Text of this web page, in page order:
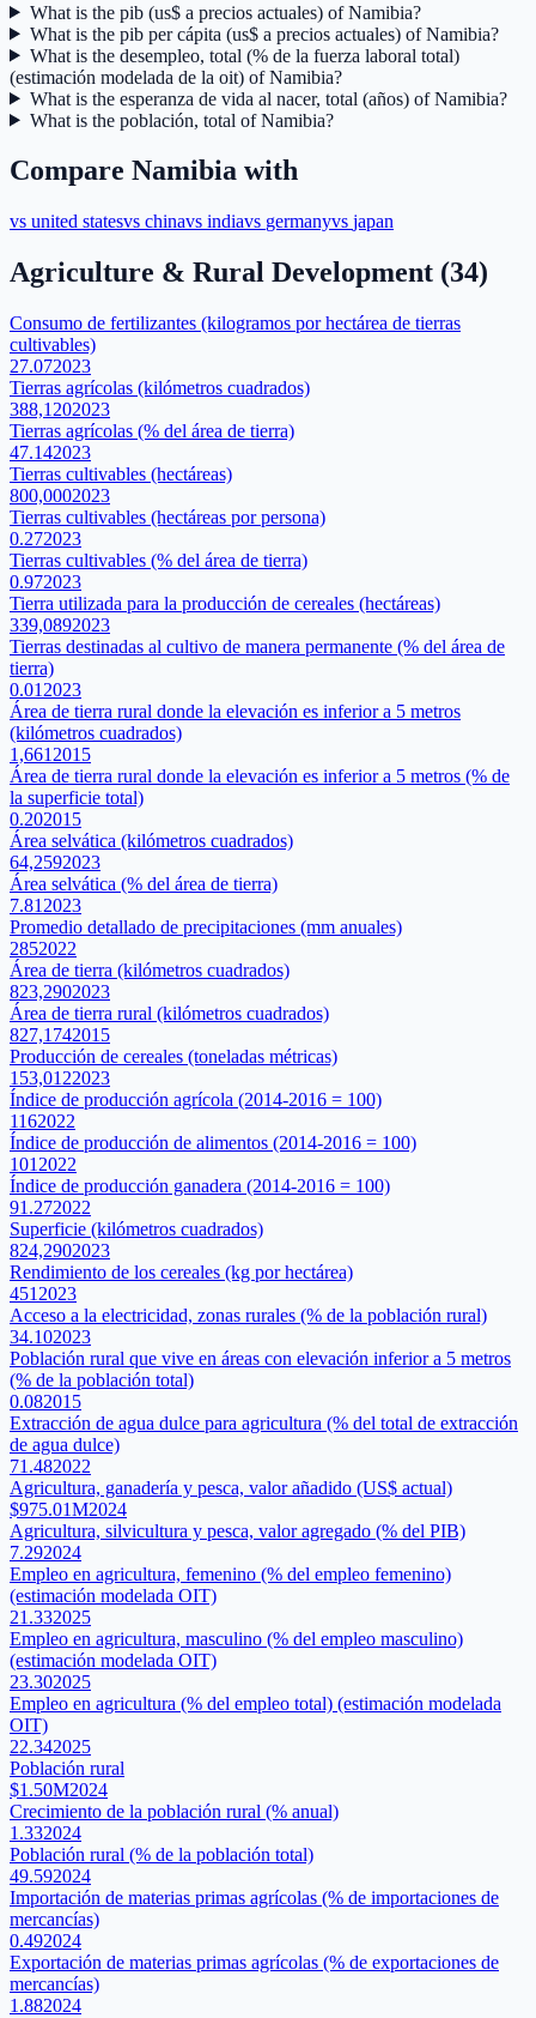
What is the pib (us$ a precios actuales) of Namibia?
What is the pib per cápita (us$ a precios actuales) of Namibia?
What is the desempleo, total (% de la fuerza laboral total)
(estimación modelada de la oit) of Namibia?
What is the esperanza de vida al nacer, total (años) of Namibia?
What is the población, total of Namibia?
Compare Namibia with
vs united statesvs chinavs indiavs germanyvs japan
Agriculture & Rural Development (34)
Consumo de fertilizantes (kilogramos por hectárea de tierras
cultivables)
27.072023
Tierras agrícolas (kilómetros cuadrados)
388,1202023
Tierras agrícolas (% del área de tierra)
47.142023
Tierras cultivables (hectáreas)
800,0002023
Tierras cultivables (hectáreas por persona)
0.272023
Tierras cultivables (% del área de tierra)
0.972023
Tierra utilizada para la producción de cereales (hectáreas)
339,0892023
Tierras destinadas al cultivo de manera permanente (% del área de
tierra)
0.01 2023
Área de tierra rural donde la elevación es inferior a 5 metros
(kilómetros cuadrados)
1,661 2015
Área de tierra rural donde la elevación es inferior a 5 metros (% de
la superficie total)
0.202015
Área selvática (kilómetros cuadrados)
64,2592023
Área selvática (% del área de tierra)
7.81 2023
Promedio detallado de precipitaciones (mm anuales)
2852022
Área de tierra (kilómetros cuadrados)
823,2902023
Área de tierra rural (kilómetros cuadrados)
827,1742015
Producción de cereales (toneladas métricas)
153,0122023
Índice de producción agrícola (2014-2016 = 100)
1162022
Índice de producción de alimentos (2014-2016 = 100)
101 2022
Índice de producción ganadera (2014-2016 = 100)
91.272022
Superficie (kilómetros cuadrados)
824,2902023
Rendimiento de los cereales (kg por hectárea)
451 2023
Acceso a la electricidad, zonas rurales (% de la población rural)
34.102023
Población rural que vive en áreas con elevación inferior a 5 metros
(% de la población total)
0.082015
Extracción de agua dulce para agricultura (% del total de extracción
de agua dulce)
71.482022
Agricultura, ganadería y pesca, valor añadido (US$ actual)
$975.01M2024
Agricultura, silvicultura y pesca, valor agregado (% del PIB)
7.292024
Empleo en agricultura, femenino (% del empleo femenino)
(estimación modelada OIT)
21.332025
Empleo en agricultura, masculino (% del empleo masculino)
(estimación modelada OIT)
23.302025
Empleo en agricultura (% del empleo total) (estimación modelada
OIT)
22.342025
Población rural
$1.50M2024
Crecimiento de la población rural (% anual)
1.332024
Población rural (% de la población total)
49.592024
Importación de materias primas agrícolas (% de importaciones de
mercancías)
0.492024
Exportación de materias primas agrícolas (% de exportaciones de
mercancías)
1.882024